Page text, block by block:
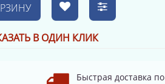
В ОДИН КЛИК
Быстрая доставка по